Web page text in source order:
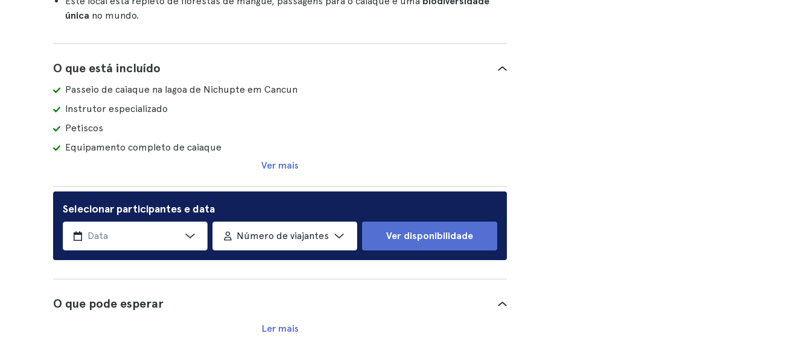
única no mundo.
O que está incluído
Passeio de caiaque na lagoa de Nichupte em Cancun
Instrutor especializado
Petiscos
Equipamento completo de caiaque
Ver mais
Selecionar participantes e data
Número de viajantes Ver disponibilidade
O que pode esperar
Ler mais